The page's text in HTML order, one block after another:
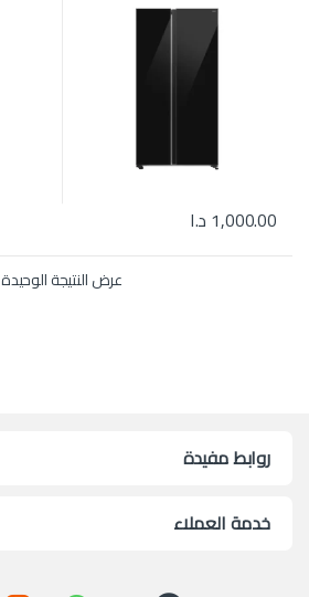
1,000.00 د.ا
عرض النتيجة الوحيدة
روابط مفيدة
خدمة العملاء